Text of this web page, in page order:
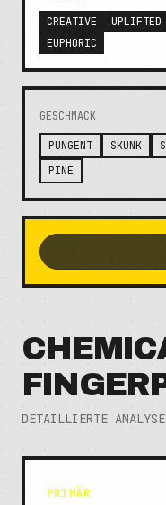
CREATIVE
UPLIFTED
EUPHORIC
GESCHMACK
PUNGENT SKUNK
PINE
DETAILLIERTE
PRIMÄR